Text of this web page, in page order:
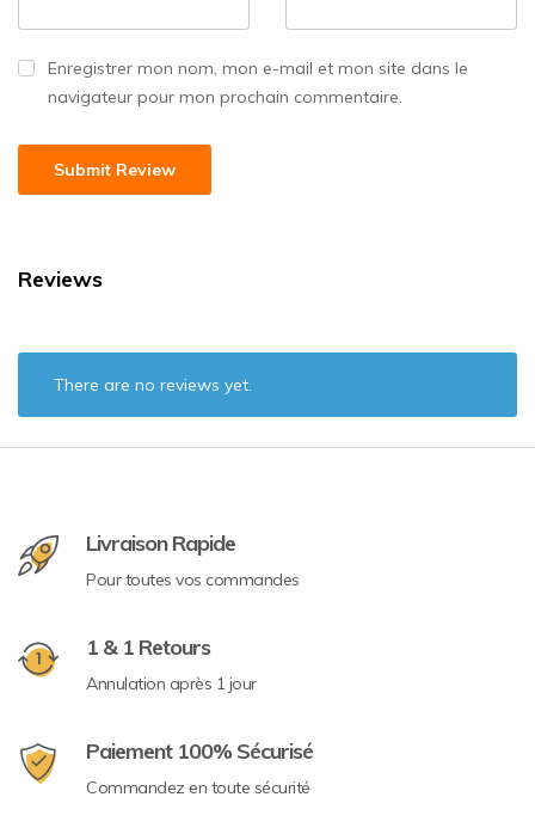
Enregistrer mon nom, mon e-mail et mon site dans le
navigateur pour mon prochain commentaire.
Reviews
There are no reviews yet.
Livraison Rapide
Pour toutes vos commandes
1 & 1 Retours
Annulation après 1 jour
Paiement 100% Sécurisé
Commandez en toute sécurité